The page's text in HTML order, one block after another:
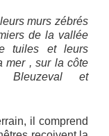
murs zébrés
de la vallée
tuiles et leurs
mer , sur la côte
Bleuzeval et
il comprend